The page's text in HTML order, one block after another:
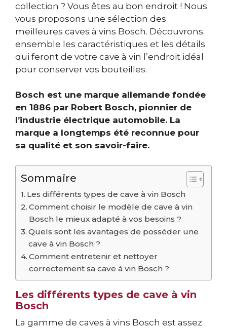
collection ? Vous êtes au bon endroit ! Nous
vous proposons une sélection des
meilleures caves à vins Bosch. Découvrons
ensemble les caractéristiques et les détails
qui feront de votre cave à vin l’endroit idéal
pour conserver vos bouteilles.
Bosch est une marque allemande fondée
en 1886 par Robert Bosch, pionnier de
l’industrie électrique automobile. La
marque a longtemps été reconnue pour
sa qualité et son savoir-faire.
Sommaire
Les différents types de cave à vin Bosch
Comment choisir le modèle de cave à vin
Bosch le mieux adapté à vos besoins ?
Quels sont les avantages de posséder une
cave à vin Bosch ?
Comment entretenir et nettoyer
correctement sa cave à vin Bosch ?
Les différents types de cave à vin
Bosch
La gamme de caves à vins Bosch est assez